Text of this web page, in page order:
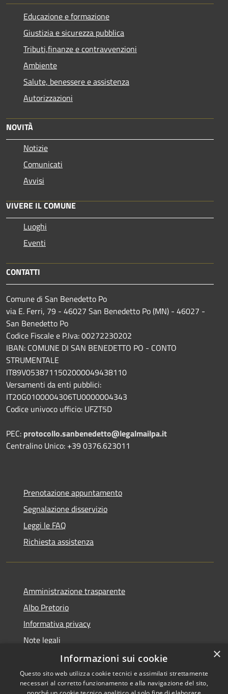
Educazione e formazione
Giustizia e sicurezza pubblica
Tributi,finanze e contravvenzioni
Ambiente
Salute, benessere e assistenza
Autorizzazioni
NOVITÀ
Notizie
Comunicati
Avvisi
VIVERE IL COMUNE
Luoghi
Eventi
CONTATTI
Comune di San Benedetto Po
via E. Ferri, 79 - 46027 San Benedetto Po (MN) - 46027 -
San Benedetto Po
Codice Fiscale e P.Iva: 00272230202
IBAN: COMUNE DI SAN BENEDETTO PO - CONTO
STRUMENTALE
IT89V0538711502000049438110
Versamenti da enti pubblici:
IT20G0100004306TU0000004343
Codice univoco ufficio: UFZT5D
PEC: protocollo.sanbenedetto@legalmailpa.it
Centralino Unico: +39 0376.623011
Prenotazione appuntamento
Segnalazione disservizio
Leggi le FAQ
Richiesta assistenza
Amministrazione trasparente
Albo Pretorio
Informativa privacy
Note legali
Dichiarazione di accessibilità
×
Informazioni sui cookie
Questo sito web utilizza cookie tecnici e assimilati strettamente
necessari al corretto funzionamento e alla navigazione del sito,